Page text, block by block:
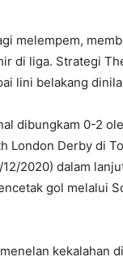
melempem,
di liga. Strategi
lini belakang
dibungkam 0-2
London Derby di
2020) dalam
gol melalui
kekalahan